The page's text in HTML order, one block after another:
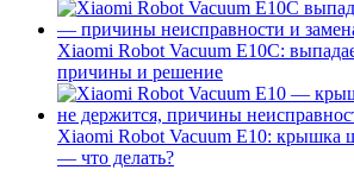
Xiaomi Robot Vacuum E10C:
причины и решение
Xiaomi Robot Vacuum E10: крышка
— что делать?